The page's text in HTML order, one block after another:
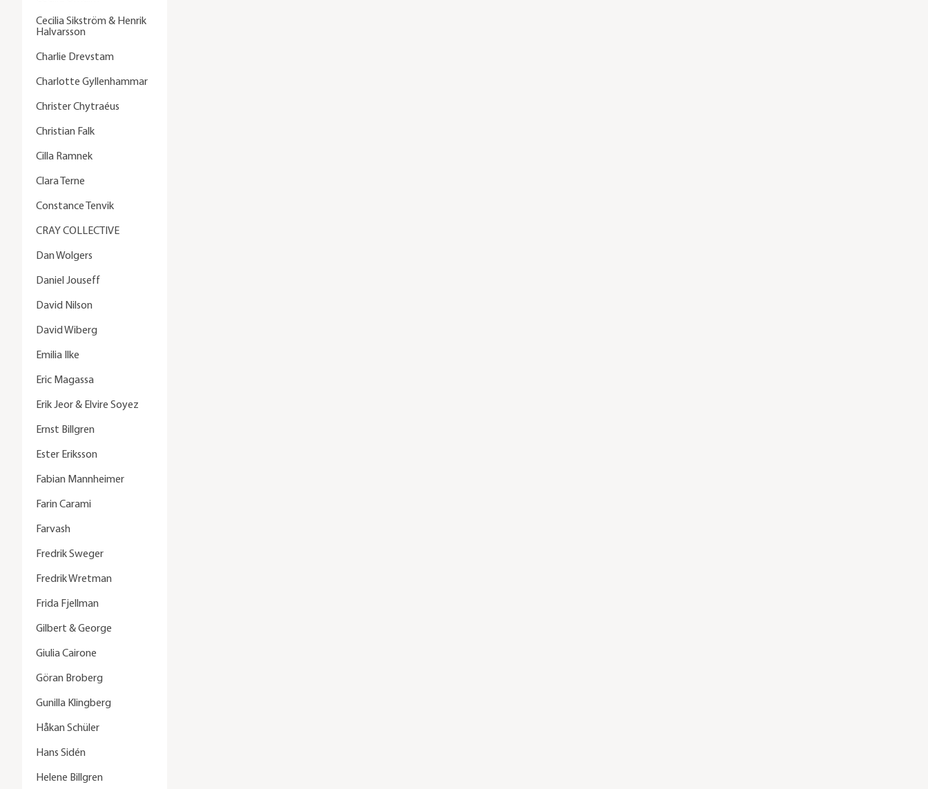
Cecilia Sikström & Henrik
Halvarsson
Charlie Drevstam
Charlotte Gyllenhammar
Christer Chytraéus
Christian Falk
Cilla Ramnek
Clara Terne
Constance Tenvik
CRAY COLLECTIVE
Dan Wolgers
Daniel Jouseff
David Nilson
David Wiberg
Emilia Ilke
Eric Magassa
Erik Jeor & Elvire Soyez
Ernst Billgren
Ester Eriksson
Fabian Mannheimer
Farin Carami
Farvash
Fredrik Sweger
Fredrik Wretman
Frida Fjellman
Gilbert & George
Giulia Cairone
Göran Broberg
Gunilla Klingberg
Håkan Schüler
Hans Sidén
Helene Billgren